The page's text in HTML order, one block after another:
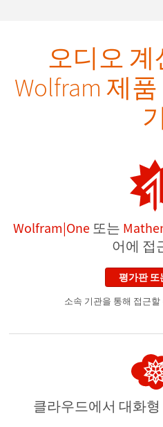
오디오 계
Wolfram 제
Wolfram|One 또는
어에 접
평가판 또
소속 기관을 통해 접근
클라우드에서 대화형